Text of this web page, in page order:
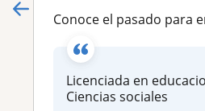
Conoce el pasado para
Licenciada en
Ciencias sociales